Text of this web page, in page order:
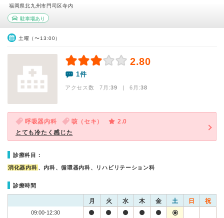
福岡県北九州市門司区寺内
駐車場あり
土曜（〜13:00）
2.80
1件
アクセス数 7月:39 | 6月:38
呼吸器内科 咳（セキ）
2.0
とても冷たく感じた
診療科目：
消化器内科 、内科、循環器内科、リハビリテーション科
診療時間
月 火 水 木 金 土 日 祝
09:00-12:30